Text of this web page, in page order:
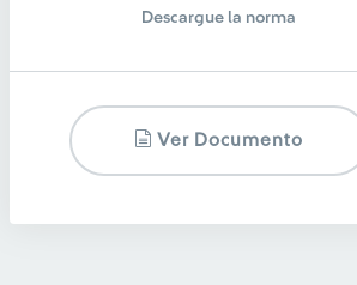
Descargue la norma
Ver Documento